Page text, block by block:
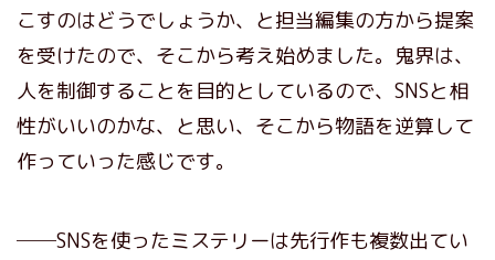
こすのはどうでしょうか、と担当編集の方から提案
を受けたので、そこから考え始めました。鬼界は、
人を制御することを目的としているので、SNSと相
性がいいのかな、と思い、そこから物語を逆算して
作っていった感じです。
──SNSを使ったミステリーは先行作も複数出てい